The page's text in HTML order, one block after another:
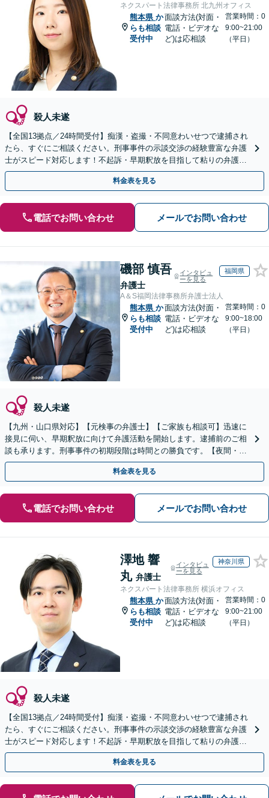
ネクスパート法律事務所 北九州オフィス
熊本県 か
らも相談
受付中
面談方法(対面・
電話・ビデオな
ど)は応相談
営業時間：0
9:00~21:00
（平日）
殺人未遂
【全国13拠点／24時間受付】痴漢・盗撮・不同意わいせつで逮捕され
たら、すぐにご相談ください。刑事事件の示談交渉の経験豊富な弁護
士がスピード対応します！不起訴・早期釈放を目指して粘りの弁護活
動を行います。
料金表を見る
電話でお問い合わせ メールでお問い合わせ
磯部 慎吾
弁護士
インタビュ
ーを見る
福岡県
A＆S福岡法律事務所弁護士法人
熊本県 か
らも相談
受付中
面談方法(対面・
電話・ビデオな
ど)は応相談
営業時間：0
9:00~18:00
（平日）
殺人未遂
【九州・山口県対応】【元検事の弁護士】【ご家族も相談可】迅速に
接見に伺い、早期釈放に向けて弁護活動を開始します。逮捕前のご相
談も承ります。刑事事件の初期段階は時間との勝負です。【夜間・休
日対応】【完全個室】【天神駅3分】
料金表を見る
電話でお問い合わせ メールでお問い合わせ
澤地 響
丸 弁護士
インタビュ
ーを見る
神奈川県
ネクスパート法律事務所 横浜オフィス
熊本県 か
らも相談
受付中
面談方法(対面・
電話・ビデオな
ど)は応相談
営業時間：0
9:00~21:00
（平日）
殺人未遂
【全国13拠点／24時間受付】痴漢・盗撮・不同意わいせつで逮捕され
たら、すぐにご相談ください。刑事事件の示談交渉の経験豊富な弁護
士がスピード対応します！不起訴・早期釈放を目指して粘りの弁護活
動を行います。
料金表を見る